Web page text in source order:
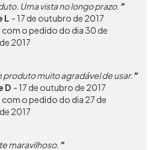
Uma vista no longo prazo.
L - 17 de outubro de 2017
o pedido do dia 30 de
2017
produto muito agradável de usar.
D - 17 de outubro de 2017
o pedido do dia 27 de
2017
maravilhoso.